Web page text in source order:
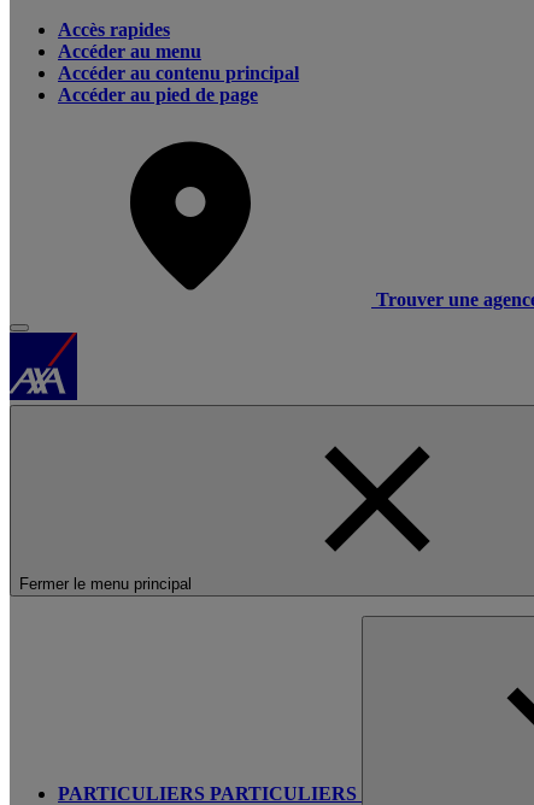
Accès rapides
Accéder au menu
Accéder au contenu principal
Accéder au pied de page
Trouver une
Fermer le menu principal
PARTICULIERS PARTICULIERS